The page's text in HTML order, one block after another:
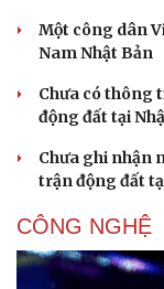
Tin nóng
Tư vấn luật
Một công dân
Nam Nhật Bản
Chưa có thông
động đất tại
Chưa ghi nhận
trận động đất
CÔNG NGHỆ